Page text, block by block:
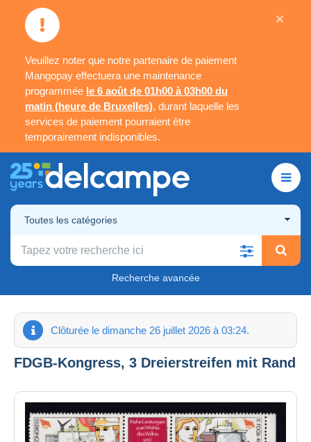
Veuillez noter que notre partenaire de paiement
Mangopay effectuera une maintenance
programmée le 6 août de 01h00 à 03h00 du
matin (heure de Bruxelles), durant laquelle les
services de paiement pourraient être
temporairement indisponibles.
×
Toutes les catégories
Recherche avancée
Clôturée le dimanche 26 juillet 2026 à 03:24.
FDGB-Kongress, 3 Dreierstreifen mit Rand